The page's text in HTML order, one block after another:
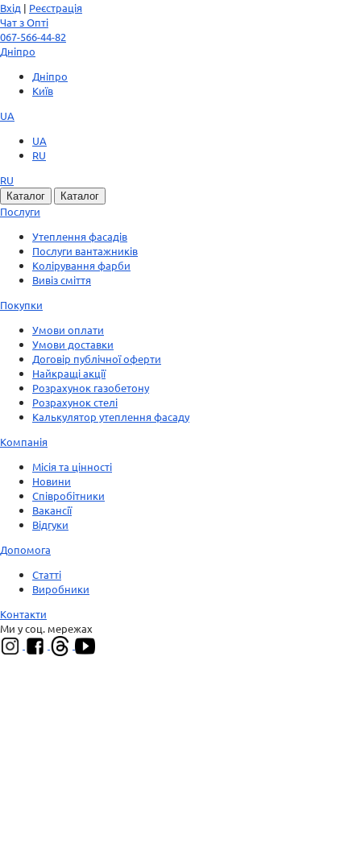
Вхід | Реєстрація
Чат з Опті
067-566-44-82
Дніпро
Дніпро
Київ
UA
UA
RU
RU
Каталог Каталог
Послуги
Утеплення фасадів
Послуги вантажників
Колірування фарби
Вивіз сміття
Покупки
Умови оплати
Умови доставки
Договір публічної оферти
Найкращі акції
Розрахунок газобетону
Розрахунок стелі
Калькулятор утеплення фасаду
Компанія
Місія та цінності
Новини
Співробітники
Вакансії
Відгуки
Допомога
Статті
Виробники
Контакти
Ми у соц. мережах